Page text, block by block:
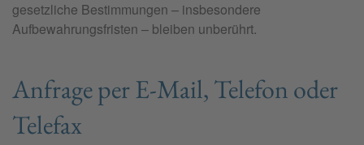
gesetzliche Bestimmungen – insbesondere
Aufbewahrungsfristen – bleiben unberührt.
Anfrage per E-Mail, Telefon oder
Telefax